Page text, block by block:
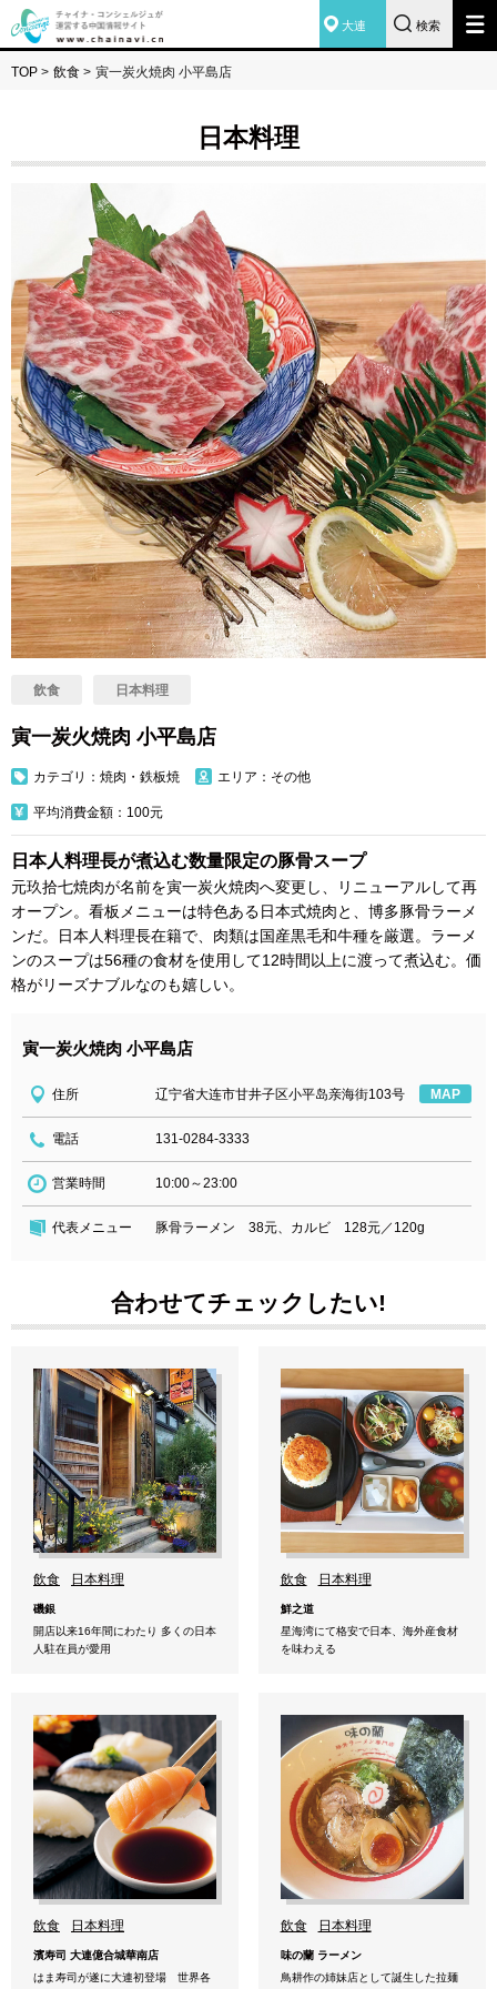
大連 検索
TOP > 飲食 > 寅一炭火焼肉 小平島店
日本料理
飲食 日本料理
寅一炭火焼肉 小平島店
カテゴリ：焼肉・鉄板焼 エリア：その他
平均消費金額：100元
日本人料理長が煮込む数量限定の豚骨スープ
元玖拾七焼肉が名前を寅一炭火焼肉へ変更し、リニューアルして再
オープン。看板メニューは特色ある日本式焼肉と、博多豚骨ラーメ
ンだ。日本人料理長在籍で、肉類は国産黒毛和牛種を厳選。ラーメ
ンのスープは56種の食材を使用して12時間以上に渡って煮込む。価
格がリーズナブルなのも嬉しい。
寅一炭火焼肉 小平島店
住所 辽宁省大连市甘井子区小平岛亲海街103号 MAP
電話 131-0284-3333
営業時間 10:00～23:00
代表メニュー 豚骨ラーメン 38元、カルビ 128元／120g
合わせてチェックしたい!
飲食 日本料理
磯銀
開店以来16年間にわたり 多くの日本
人駐在員が愛用
飲食 日本料理
鮮之道
星海湾にて格安で日本、海外産食材
を味わえる
飲食 日本料理
濱寿司 大連億合城華南店
はま寿司が遂に大連初登場 世界各
飲食 日本料理
味の蘭 ラーメン
鳥耕作の姉妹店として誕生した拉麺